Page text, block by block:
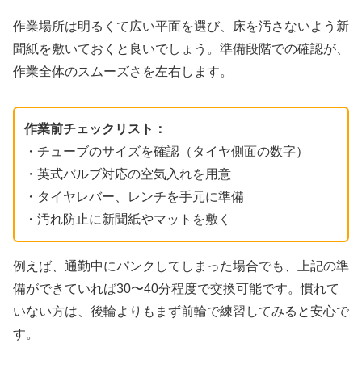
作業場所は明るくて広い平面を選び、床を汚さないよう新
聞紙を敷いておくと良いでしょう。準備段階での確認が、
作業全体のスムーズさを左右します。
作業前チェックリスト：
・チューブのサイズを確認（タイヤ側面の数字）
・英式バルブ対応の空気入れを用意
・タイヤレバー、レンチを手元に準備
・汚れ防止に新聞紙やマットを敷く
例えば、通勤中にパンクしてしまった場合でも、上記の準
備ができていれば30〜40分程度で交換可能です。慣れて
いない方は、後輪よりもまず前輪で練習してみると安心で
す。